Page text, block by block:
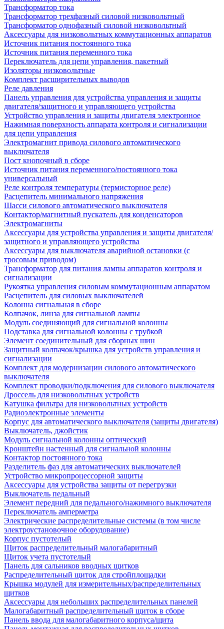
Трансформатор тока
Трансформатор трехфазный силовой низковольтный
Трансформатор однофазный силовой низковольтный
Аксессуары для низковольтных коммутационных аппаратов
Источник питания постоянного тока
Источник питания переменного тока
Переключатель для цепи управления, пакетный
Изоляторы низковольтные
Комплект расширительных выводов
Реле давления
Панель управления для устройства управления и защиты
двигателя/защитного и управляющего устройства
Устройство управления и защиты двигателя электронное
Нажимная поверхность аппарата контроля и сигнализации
для цепи управления
Электромагнит привода силового автоматического
выключателя
Пост кнопочный в сборе
Источник питания переменного/постоянного тока
универсальный
Реле контроля температуры (термисторное реле)
Расцепитель минимального напряжения
Шасси силового автоматического выключателя
Контактор/магнитный пускатель для конденсаторов
Электромагниты
Аксессуары для устройства управления и защиты двигателя/
защитного и управляющего устройства
Аксессуары для выключателя аварийной остановки (с
тросовым приводом)
Трансформатор для питания лампы аппаратов контроля и
сигнализации
Рукоятка управления силовым коммутационным аппаратом
Расцепитель для силовых выключателей
Колонна сигнальная в сборе
Колпачок, линза для сигнальной лампы
Модуль соединяющий для сигнальной колонны
Подставка для сигнальной колонны с трубкой
Элемент соединительный для сборных шин
Защитный колпачок/крышка для устройств управления и
сигнализации
Комплект для модернизации силового автоматического
выключателя
Комплект проводки/подключения для силового выключателя
Дроссель для низковольтных устройств
Катушка фильтра для низковольтных устройств
Радиоэлектронные элементы
Корпус для автоматического выключателя (защиты двигателя)
Выключатель, джойстик
Модуль сигнальной колонны оптический
Кронштейн настенный для сигнальной колонны
Контактор постоянного тока
Разделитель фаз для автоматических выключателей
Устройство микропроцессорной защиты
Аксессуары для устройства защиты от перегрузки
Выключатель педальный
Элемент передний для педального/нажимного выключателя
Переключатель амперметра
Электрические распределительные системы (в том числе
электроустановочное оборудование)
Корпус пустотелый
Щиток распределительный малогабаритный
Щиток учета пустотелый
Панель для сальников вводных щитков
Распределительный щиток для стройплощадки
Крышка модулей для измерительных/распределительных
щитков
Аксессуары для небольших распределительных панелей
Малогабаритный распределительный щиток в сборе
Панель ввода для малогабаритного корпуса/щита